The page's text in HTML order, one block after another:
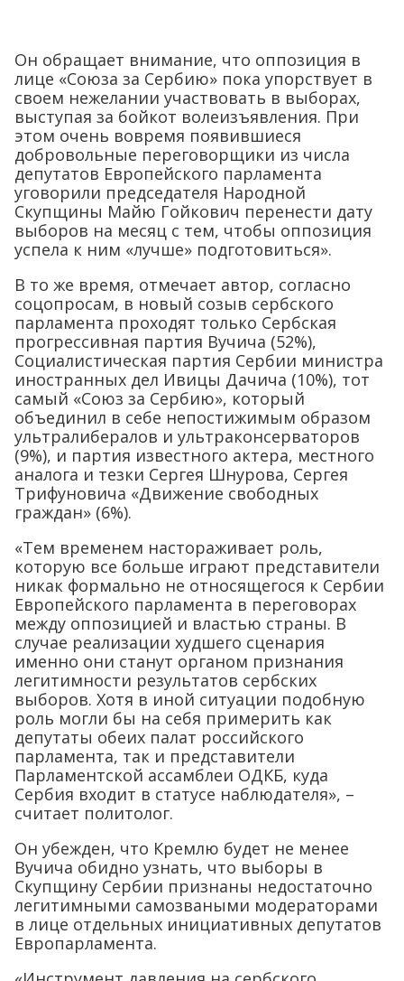
Он обращает внимание, что оппозиция в
лице «Союза за Сербию» пока упорствует в
своем нежелании участвовать в выборах,
выступая за бойкот волеизъявления. При
этом очень вовремя появившиеся
добровольные переговорщики из числа
депутатов Европейского парламента
уговорили председателя Народной
Скупщины Майю Гойкович перенести дату
выборов на месяц с тем, чтобы оппозиция
успела к ним «лучше» подготовиться».
В то же время, отмечает автор, согласно
соцопросам, в новый созыв сербского
парламента проходят только Сербская
прогрессивная партия Вучича (52%),
Социалистическая партия Сербии министра
иностранных дел Ивицы Дачича (10%), тот
самый «Союз за Сербию», который
объединил в себе непостижимым образом
ультралибералов и ультраконсерваторов
(9%), и партия известного актера, местного
аналога и тезки Сергея Шнурова, Сергея
Трифуновича «Движение свободных
граждан» (6%).
«Тем временем настораживает роль,
которую все больше играют представители
никак формально не относящегося к Сербии
Европейского парламента в переговорах
между оппозицией и властью страны. В
случае реализации худшего сценария
именно они станут органом признания
легитимности результатов сербских
выборов. Хотя в иной ситуации подобную
роль могли бы на себя примерить как
депутаты обеих палат российского
парламента, так и представители
Парламентской ассамблеи ОДКБ, куда
Сербия входит в статусе наблюдателя», –
считает политолог.
Он убежден, что Кремлю будет не менее
Вучича обидно узнать, что выборы в
Скупщину Сербии признаны недостаточно
легитимными самозваными модераторами
в лице отдельных инициативных депутатов
Европарламента.